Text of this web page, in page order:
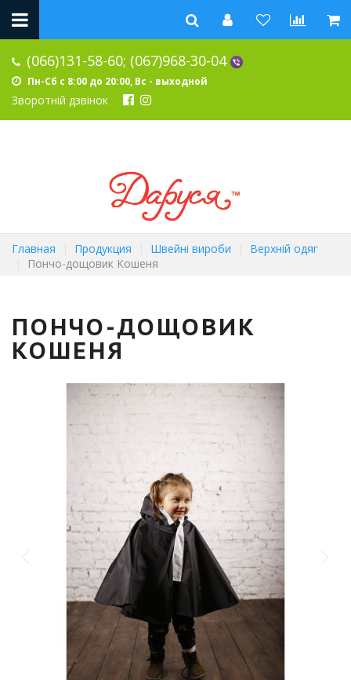
(066)131-58-60; (067)968-30-04
Пн-Сб с 8:00 до 20:00, Вс - выходной
Зворотній дзвінок
Главная Продукция Швейні вироби
Верхній одяг
Пончо-дощовик Кошеня
ПОНЧО-ДОЩОВИК
КОШЕНЯ